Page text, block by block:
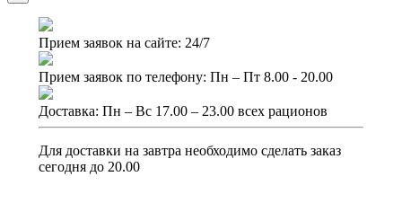
Прием заявок на сайте: 24/7
Прием заявок по телефону: Пн – Пт 8.00 - 20.00
Доставка: Пн – Вс 17.00 – 23.00 всех рационов
Для доставки на завтра необходимо сделать заказ
сегодня до 20.00